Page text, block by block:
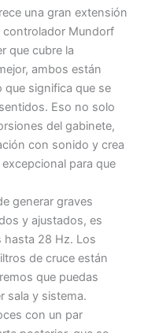
una gran extensión
controlador Mundorf
que cubre la
ambos están
significa que se
Eso no solo
del gabinete,
con sonido y crea
para que
generar graves
y ajustados, es
hasta 28 Hz. Los
de cruce están
que puedas
sala y sistema.
con un par